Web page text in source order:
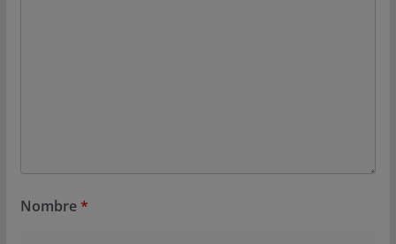
Nombre*